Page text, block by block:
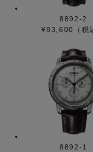
8892-2
¥83,600（税
8892-1